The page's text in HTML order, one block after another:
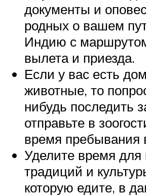
документы и
родных о вашем
Индию с
вылета и приезда.
Если у вас есть
животные, то
нибудь последить
отправьте в
время
Уделите время для
традиций и
которую едите, в